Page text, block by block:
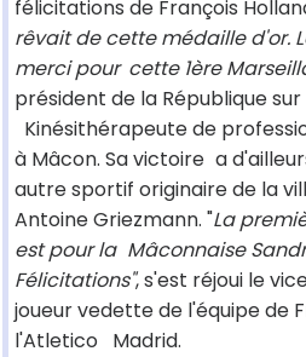
félicitations de François
rêvait de cette médaille d'or.
merci pour cette 1ère
président de la République sur
Kinésithérapeute de
à Mâcon. Sa victoire a
autre sportif originaire de la
Antoine Griezmann. "La
est pour la Mâconnaise
Félicitations", s'est réjoui le
joueur vedette de l'équipe de
l'Atletico
Madrid.